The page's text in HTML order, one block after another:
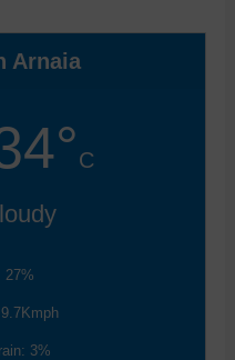
Arnaia
C
27%
3%